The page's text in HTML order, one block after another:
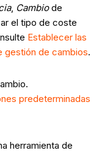
, Cambiode
el tipo de coste
Establecer las
gestión de cambios.
predeterminadas
herramienta de